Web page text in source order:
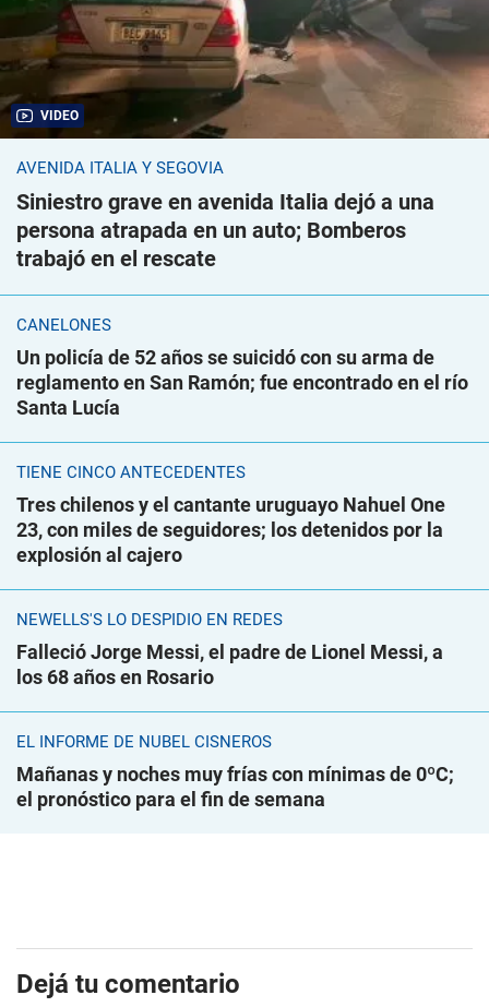
VIDEO
AVENIDA ITALIA Y SEGOVIA
Siniestro grave en avenida Italia dejó a una
persona atrapada en un auto; Bomberos
trabajó en el rescate
CANELONES
Un policía de 52 años se suicidó con su arma de
reglamento en San Ramón; fue encontrado en el río
Santa Lucía
TIENE CINCO ANTECEDENTES
Tres chilenos y el cantante uruguayo Nahuel One
23, con miles de seguidores; los detenidos por la
explosión al cajero
NEWELLS'S LO DESPIDIÓ EN REDES
Falleció Jorge Messi, el padre de Lionel Messi, a
los 68 años en Rosario
EL INFORME DE NUBEL CISNEROS
Mañanas y noches muy frías con mínimas de 0ºC;
el pronóstico para el fin de semana
Dejá tu comentario